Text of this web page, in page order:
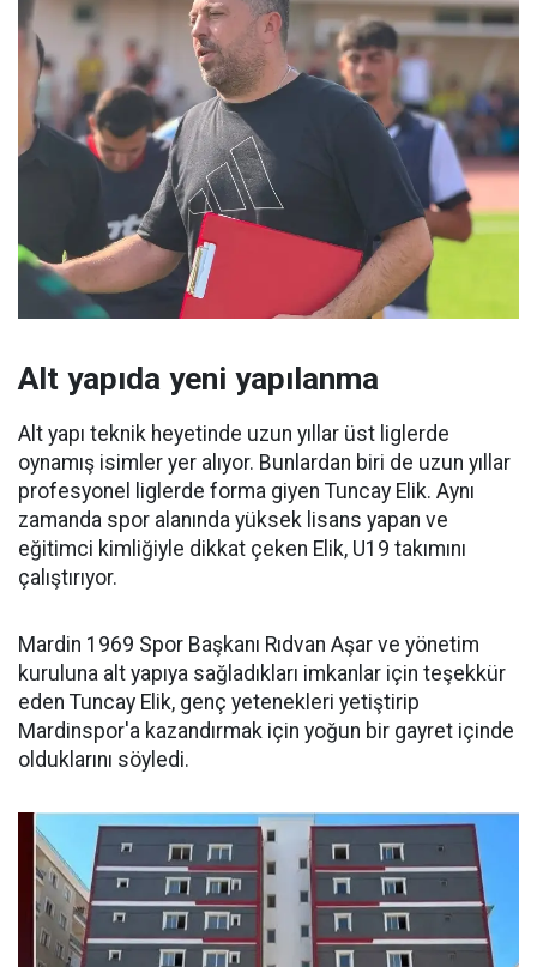
Alt yapıda yeni yapılanma
Alt yapı teknik heyetinde uzun yıllar üst liglerde
oynamış isimler yer alıyor. Bunlardan biri de uzun yıllar
profesyonel liglerde forma giyen Tuncay Elik. Aynı
zamanda spor alanında yüksek lisans yapan ve
eğitimci kimliğiyle dikkat çeken Elik, U19 takımını
çalıştırıyor.
Mardin 1969 Spor Başkanı Rıdvan Aşar ve yönetim
kuruluna alt yapıya sağladıkları imkanlar için teşekkür
eden Tuncay Elik, genç yetenekleri yetiştirip
Mardinspor'a kazandırmak için yoğun bir gayret içinde
olduklarını söyledi.